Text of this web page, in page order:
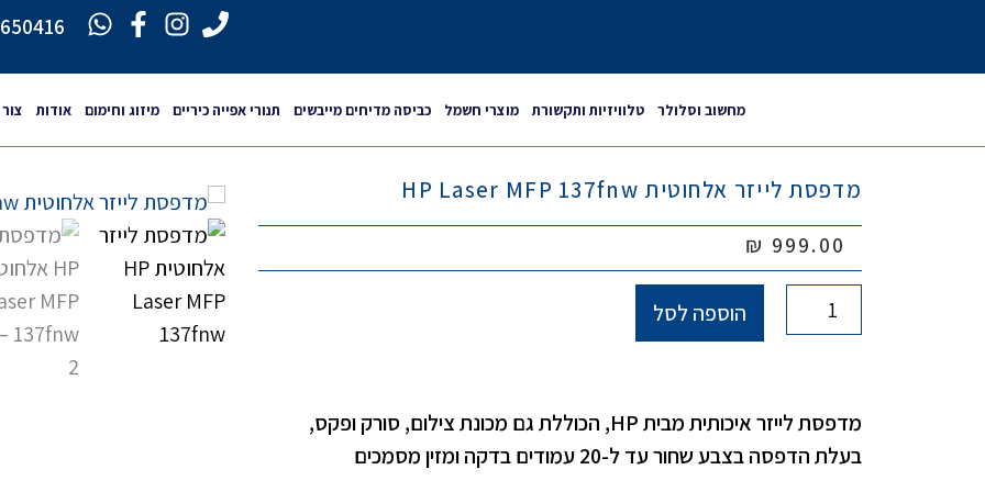
מחשוב וסלולר טלוויזיות ותקשורת מוצרי חשמל כביסה מדיחים מייבשים תנורי אפייה כיריים מיזוג וחימום אודות
מדפסת לייזר אלחוטית HP Laser MFP 137fnw
999.00
₪
הוספה לסל
מדפסת לייזר איכותית מבית HP, הכוללת גם מכונת צילום, סורק ופקס,
בעלת הדפסה בצבע שחור עד ל-20 עמודים בדקה ומזין מסמכים